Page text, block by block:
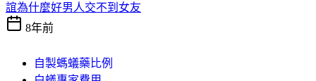
誼為什麼好男人交不到女友
8年前
自製螞蟻藥比例